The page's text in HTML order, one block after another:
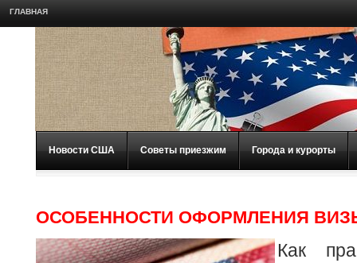
ГЛАВНАЯ
Новости США Советы приезжим Города и курорты
ОСОБЕННОСТИ ОФОРМЛЕНИЯ
Как